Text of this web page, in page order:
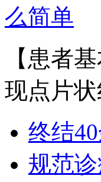
王宝旗 副主任
专业（原博润医…
【详
【患者
现点片
终结
规范